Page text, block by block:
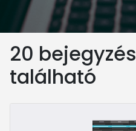
20 bejegyzés
található